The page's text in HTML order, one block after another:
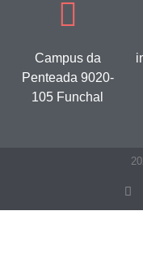
Campus da
Penteada 9020-
105 Funchal